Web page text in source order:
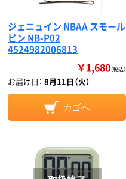
ジェニュイン NBAA スモール
ピン NB-P02
4524982006813
￥1,680（税込）
お届け日： 8月11日（火）
カゴへ